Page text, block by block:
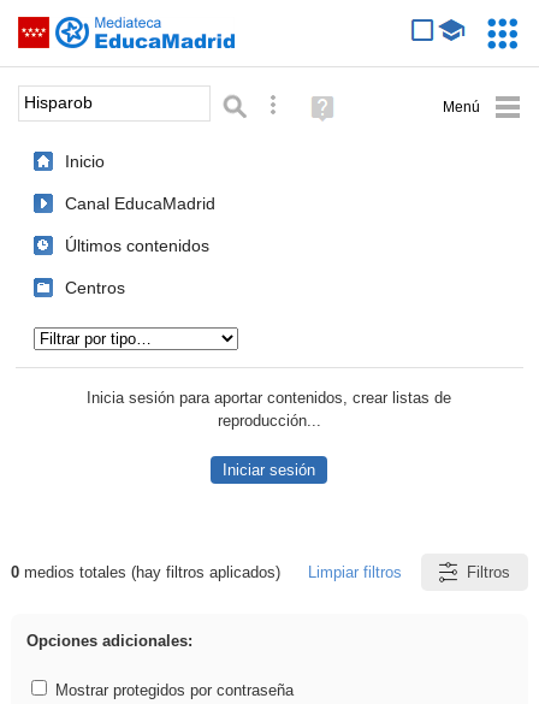
Saltar navegación
Palabra o frase: Búsqueda avanzada
Ayuda
(en
Inicio
Canal EducaMadrid
Últimos contenidos
Centros
Inicia sesión para aportar contenidos, crear listas de
reproducción...
Iniciar sesión
Resultados de: Hisparob
0medios totales (hay filtros aplicados) Limpiar filtros Filtros
Opciones adicionales:
Mostrar protegidos por contraseña